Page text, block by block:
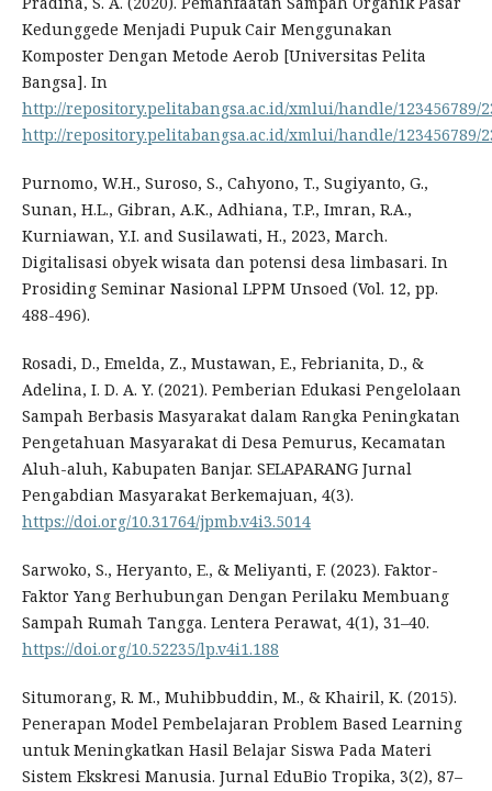
Kedunggede Menjadi Pupuk Cair Menggunakan
Komposter Dengan Metode Aerob [Universitas Pelita
Bangsa]. In
http://repository.pelitabangsa.ac.id/xmlui/handle/123456789/
http://repository.pelitabangsa.ac.id/xmlui/handle/123456789/
Purnomo, W.H., Suroso, S., Cahyono, T., Sugiyanto, G.,
Sunan, H.L., Gibran, A.K., Adhiana, T.P., Imran, R.A.,
Kurniawan, Y.I. and Susilawati, H., 2023, March.
Digitalisasi obyek wisata dan potensi desa limbasari. In
Prosiding Seminar Nasional LPPM Unsoed (Vol. 12, pp.
488-496).
Rosadi, D., Emelda, Z., Mustawan, E., Febrianita, D., &
Adelina, I. D. A. Y. (2021). Pemberian Edukasi Pengelolaan
Sampah Berbasis Masyarakat dalam Rangka Peningkatan
Pengetahuan Masyarakat di Desa Pemurus, Kecamatan
Aluh-aluh, Kabupaten Banjar. SELAPARANG Jurnal
Pengabdian Masyarakat Berkemajuan, 4(3).
https://doi.org/10.31764/jpmb.v4i3.5014
Sarwoko, S., Heryanto, E., & Meliyanti, F. (2023). Faktor-
Faktor Yang Berhubungan Dengan Perilaku Membuang
Sampah Rumah Tangga. Lentera Perawat, 4(1), 31–40.
https://doi.org/10.52235/lp.v4i1.188
Situmorang, R. M., Muhibbuddin, M., & Khairil, K. (2015).
Penerapan Model Pembelajaran Problem Based Learning
untuk Meningkatkan Hasil Belajar Siswa Pada Materi
Sistem Ekskresi Manusia. Jurnal EduBio Tropika, 3(2), 87–